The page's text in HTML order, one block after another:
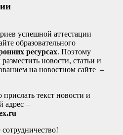
успешной аттестации
образовательного
ресурсах. Поэтому
новости, статьи и
на новостном сайте –
текст новости и
адрес –